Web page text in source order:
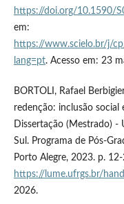
https://doi.org/10.1590/
em:
https://www.scielo.br/j/
lang=pt. Acesso em: 23
BORTOLI, Rafael
redenção: inclusão social
Dissertação (Mestrado) -
Sul. Programa de Pós-
Porto Alegre, 2023. p.
https://lume.ufrgs.br/
2026.